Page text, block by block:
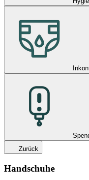
Zurück
Handschuhe